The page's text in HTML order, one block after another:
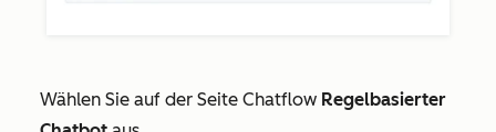
Wählen Sie auf der Seite Chatflow Regelbasierter